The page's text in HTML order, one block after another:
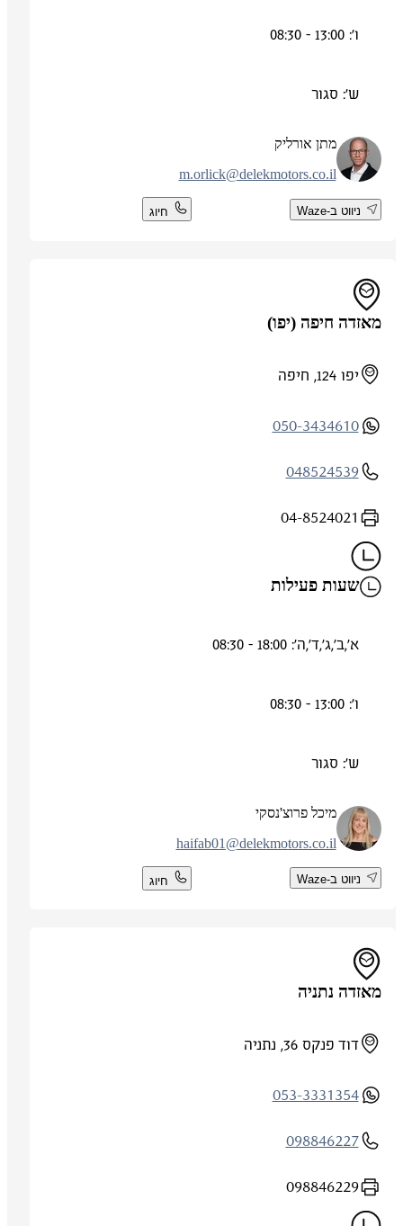
ש': סגור
מתן אורליק
m.orlick@delekmotors.co.il
ניווט ב-Waze חיוג
מאזדה חיפה (יפו)
יפו 124, חיפה
050-3434610
048524539
04-8524021
שעות פעילות
א',ב',ג',ד',ה': 18:00 - 08:30
ש': סגור
מיכל פרוצ'נסקי
haifab01@delekmotors.co.il
ניווט ב-Waze חיוג
מאזדה נתניה
דוד פנקס 36, נתניה
053-3331354
098846227
098846229